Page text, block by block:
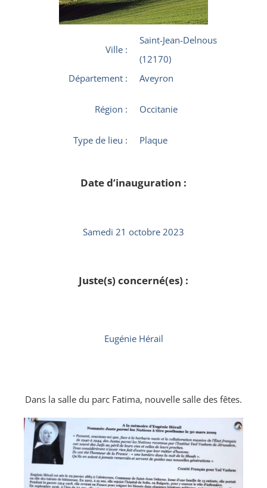
Ville :
Saint-Jean-Delnous
(12170)
Département :
Aveyron
Région : Occitanie
Type de lieu : Plaque
Date d’inauguration :
Samedi 21 octobre 2023
Juste(s) concerné(es) :
Eugénie Hérail
Dans la salle du parc Fatima, nouvelle salle des fêtes.